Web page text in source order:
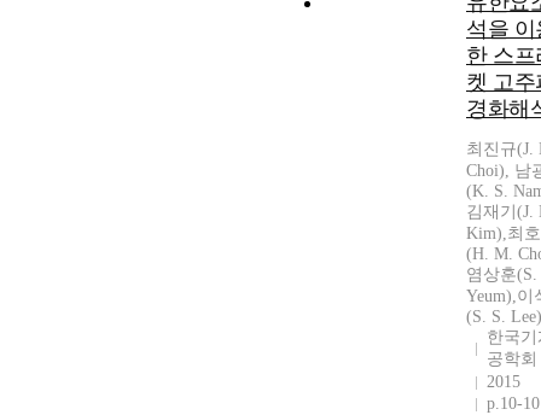
석을 이
한 스프
켓 고주
경화해
최진규(J.
Choi), 남
(K. S.
김재기(J.
Kim),최
(H. M.
염상훈(S.
Yeum),이
(S. S. Lee)
한국
공학회
2015
p.10-10